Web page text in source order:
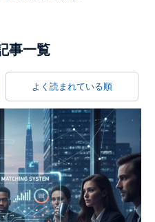
事一覧
よく読まれている順